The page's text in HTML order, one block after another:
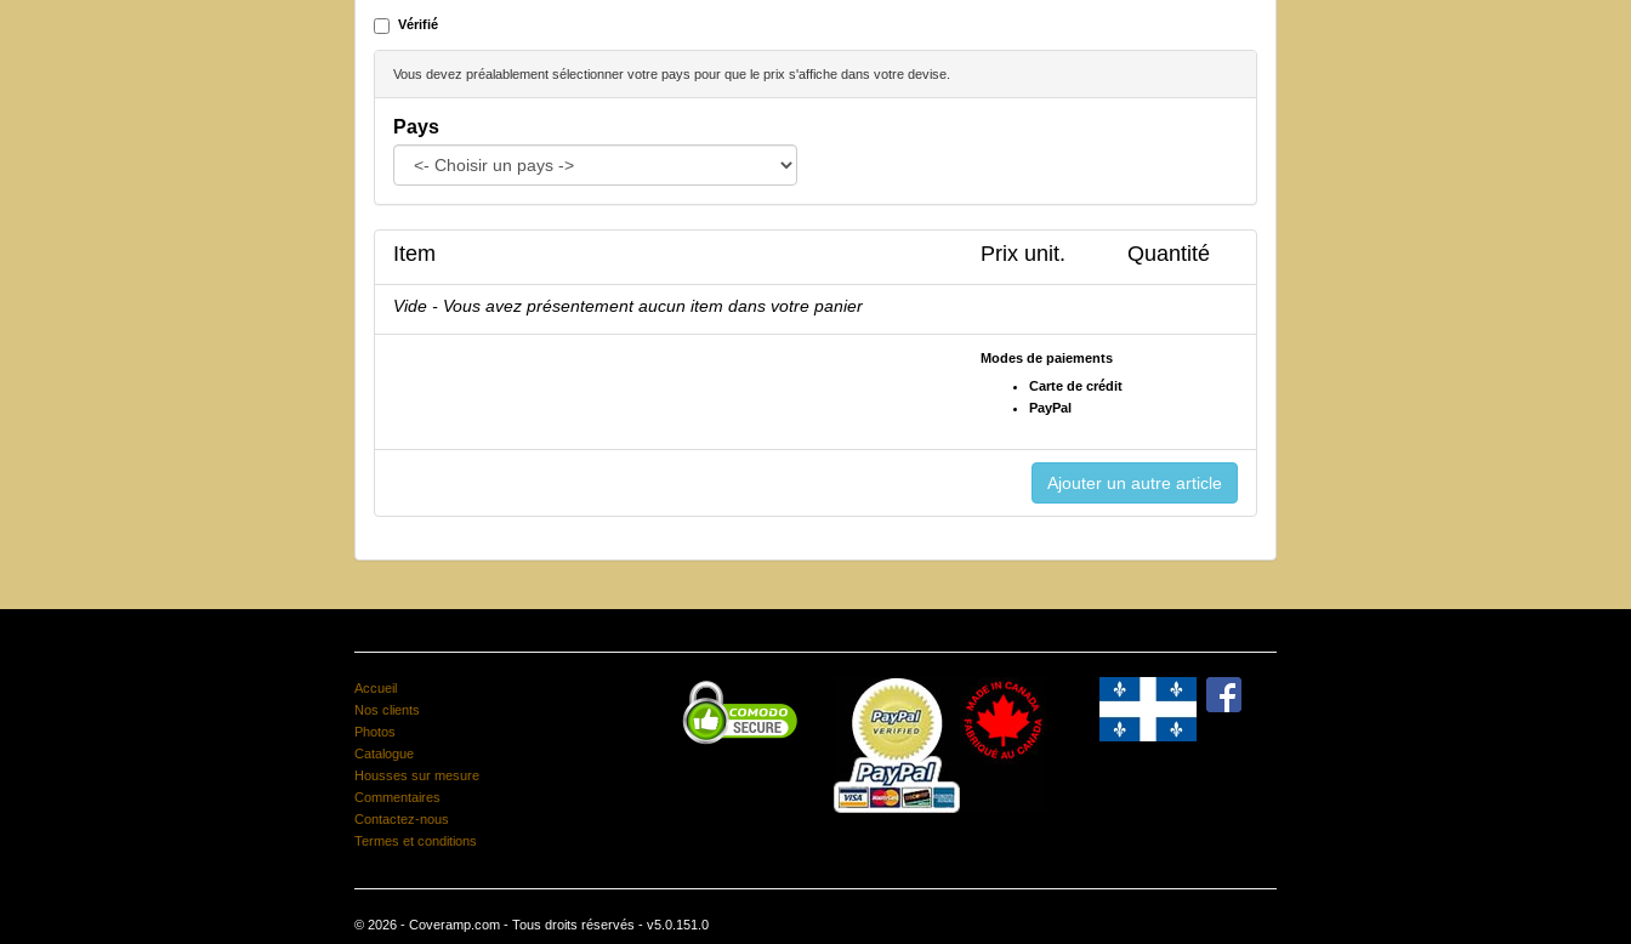
Vérifié
Vous devez préalablement sélectionner votre pays pour que le prix s'affiche dans votre devise.
Pays
Item Prix unit. Quantité
Vide - Vous avez présentement aucun item dans votre panier
Modes de paiements
Carte de crédit
PayPal
Accueil
Nos clients
Photos
Catalogue
Housses sur mesure
Commentaires
Contactez-nous
Termes et conditions
© 2026 - Coveramp.com - Tous droits réservés - v5.0.151.0